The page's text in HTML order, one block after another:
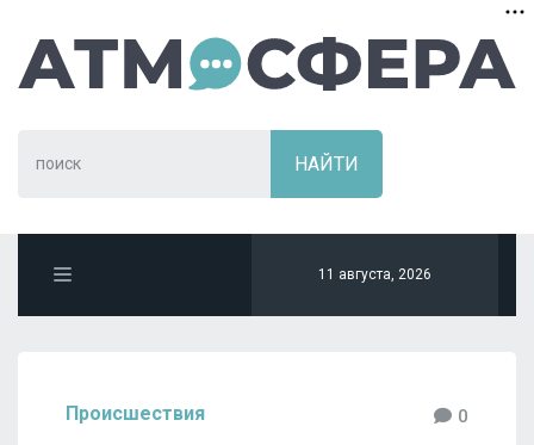
11 августа, 2026
Происшествия 0